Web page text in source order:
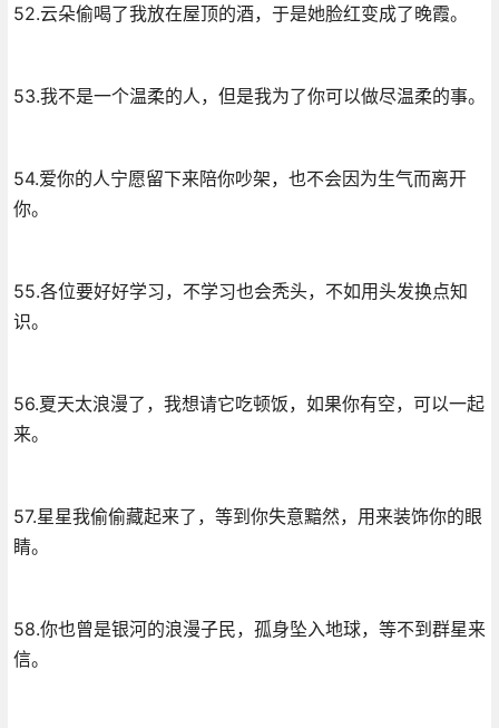
52.云朵偷喝了我放在屋顶的酒，于是她脸红变成了晚霞。
53.我不是一个温柔的人，但是我为了你可以做尽温柔的事。
54.爱你的人宁愿留下来陪你吵架，也不会因为生气而离开
你。
55.各位要好好学习，不学习也会秃头，不如用头发换点知
识。
56.夏天太浪漫了，我想请它吃顿饭，如果你有空，可以一起
来。
57.星星我偷偷藏起来了，等到你失意黯然，用来装饰你的眼
睛。
58.你也曾是银河的浪漫子民，孤身坠入地球，等不到群星来
信。